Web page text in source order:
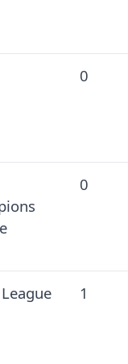
0
0
1